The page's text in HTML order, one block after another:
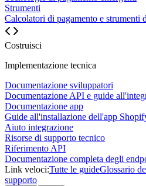
Strumenti
Calcolatori di pagamento e strumenti
Costruisci
Implementazione tecnica
Documentazione sviluppatori
Documentazione API e guide
Documentazione app
Guide all'installazione dell'app
Aiuto integrazione
Risorse di supporto tecnico
Riferimento API
Documentazione completa degli
Link veloci:Tutte le guideGlossario
supporto